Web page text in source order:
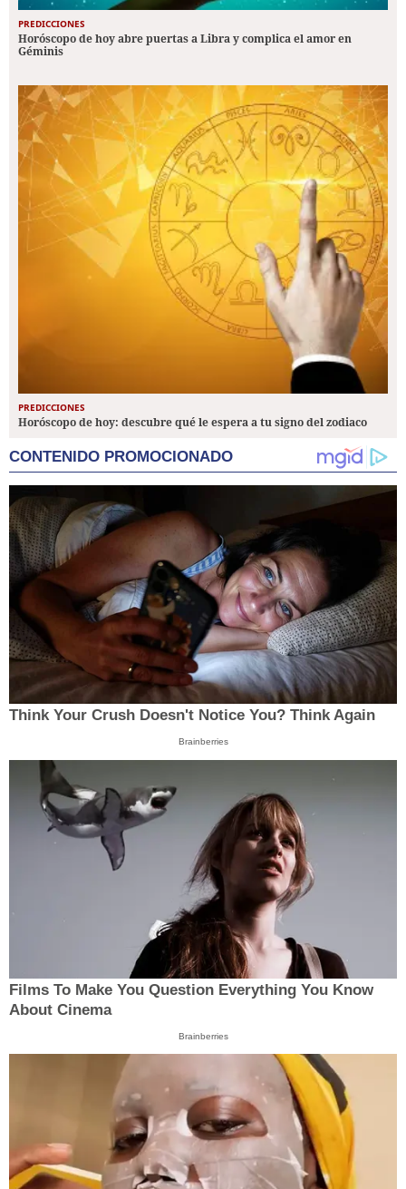
PREDICCIONES
Horóscopo de hoy abre puertas a Libra y complica el amor en
Géminis
PREDICCIONES
Horóscopo de hoy: descubre qué le espera a tu signo del zodiaco
CONTENIDO PROMOCIONADO
Think Your Crush Doesn't Notice You? Think Again
Brainberries
Films To Make You Question Everything You Know
About Cinema
Brainberries